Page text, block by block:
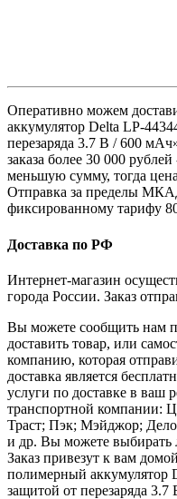
Оперативно можем
аккумулятор Delta LP-
перезаряда 3.7 В / 600
заказа более 30 000
меньшую сумму, тогда
Отправка за пределы
фиксированному тарифу
Доставка по РФ
Интернет-магазин
города России. Заказ
Вы можете сообщить нам
доставить товар, или
компанию, которая
доставка является
услуги по доставке в ваш
транспортной
Траст; Пэк; Мэйджор;
и др. Вы можете выбирать
Заказ привезут к вам
полимерный аккумулятор
защитой от перезаряда